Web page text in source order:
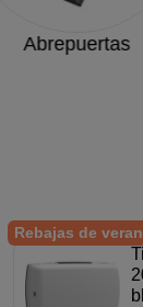
Abrepuertas
Rebajas de